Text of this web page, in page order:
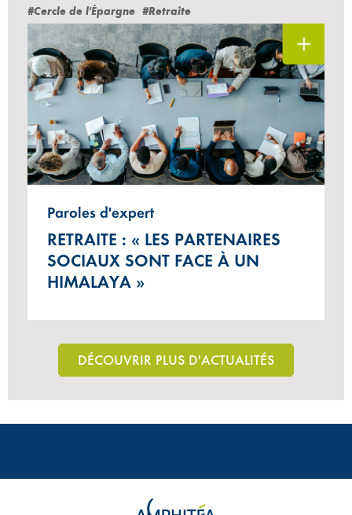
#Cercle de l'Épargne #Retraite
Paroles d'expert
RETRAITE : « LES PARTENAIRES
SOCIAUX SONT FACE À UN
HIMALAYA »
DÉCOUVRIR PLUS D'ACTUALITÉS